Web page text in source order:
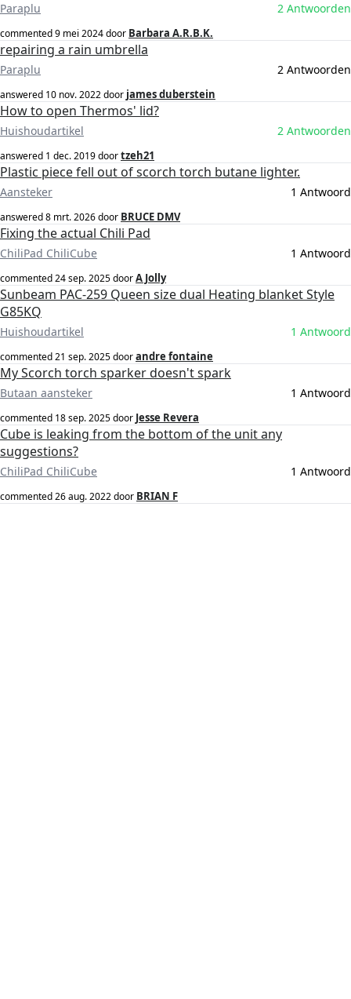
Paraplu 2 Antwoorden
commented9 mei 2024door Barbara A.R.B.K.
repairing a rain umbrella
Paraplu 2 Antwoorden
answered 10 nov. 2022door james duberstein
How to open Thermos' lid?
Huishoudartikel 2 Antwoorden
answered 1 dec. 2019doortzeh21
Plastic piece fell out of scorch torch butane lighter.
Aansteker 1 Antwoord
answered8 mrt. 2026door BRUCE DMV
Fixing the actual Chili Pad
ChiliPad ChiliCube 1 Antwoord
commented24 sep. 2025doorA Jolly
Sunbeam PAC-259 Queen size dual Heating blanket Style
G85KQ
Huishoudartikel 1 Antwoord
commented21 sep. 2025doorandre fontaine
My Scorch torch sparker doesn't spark
Butaan aansteker 1 Antwoord
commented 18 sep. 2025door Jesse Revera
Cube is leaking from the bottom of the unit any
suggestions?
ChiliPad ChiliCube 1 Antwoord
commented26 aug. 2022door BRIAN F